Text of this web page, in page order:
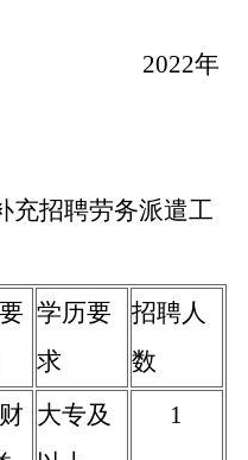
2022年
充招聘劳务派遣工
学历要
求
招聘人
数
大专及
1